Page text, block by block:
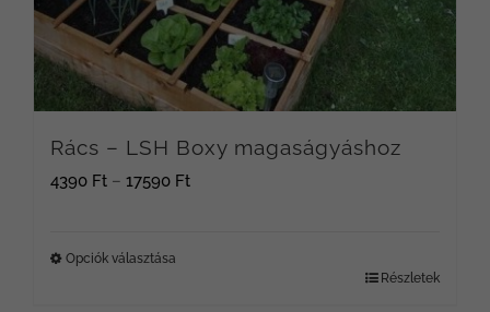
Rács – LSH Boxy magaságyáshoz
4390 Ft – 17590 FtÁrtartomány:
Opciók választása
Részletek